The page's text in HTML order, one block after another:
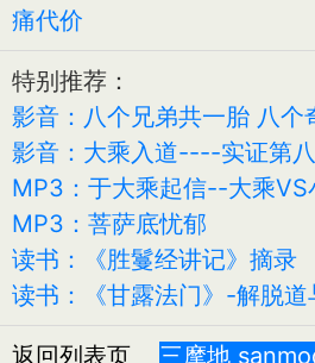
痛代价
特别推荐：
影音：八个兄弟共一胎 八个
影音：大乘入道----实证第
MP3：于大乘起信--大乘VS
MP3：菩萨底忧郁
读书：《胜鬘经讲记》摘录
读书：《甘露法门》-解脱道
返回列表页 三摩地